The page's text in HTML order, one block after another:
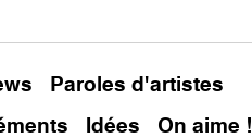
Paroles d'artistes
Idées On aime !